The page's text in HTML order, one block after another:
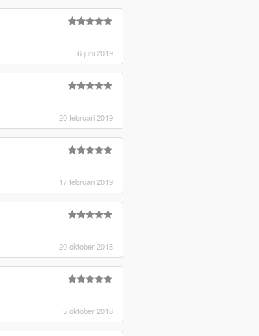
6 juni 2019
20 februari 2019
17 februari 2019
20 oktober 2018
5 oktober 2018